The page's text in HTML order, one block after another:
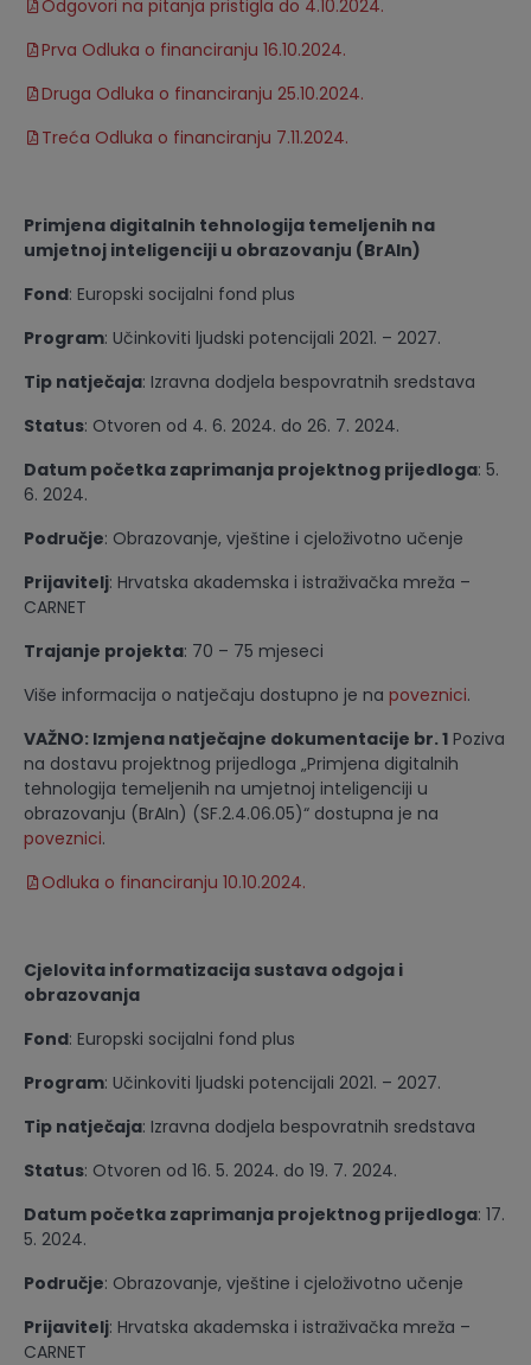
Odgovori na pitanja pristigla do 4.10.2024.
Prva Odluka o financiranju 16.10.2024.
Druga Odluka o financiranju 25.10.2024.
Treća Odluka o financiranju 7.11.2024.
Primjena digitalnih tehnologija temeljenih na
umjetnoj inteligenciji u obrazovanju (BrAIn)
Fond: Europski socijalni fond plus
Program: Učinkoviti ljudski potencijali 2021. – 2027.
Tip natječaja: Izravna dodjela bespovratnih sredstava
Status: Otvoren od 4. 6. 2024. do 26. 7. 2024.
Datum početka zaprimanja projektnog prijedloga: 5.
6. 2024.
Područje: Obrazovanje, vještine i cjeloživotno učenje
Prijavitelj: Hrvatska akademska i istraživačka mreža –
CARNET
Trajanje projekta: 70 – 75 mjeseci
Više informacija o natječaju dostupno je na poveznici.
VAŽNO: Izmjena natječajne dokumentacije br. 1 Poziva
na dostavu projektnog prijedloga „Primjena digitalnih
tehnologija temeljenih na umjetnoj inteligenciji u
obrazovanju (BrAIn) (SF.2.4.06.05)“ dostupna je na
poveznici.
Odluka o financiranju 10.10.2024.
Cjelovita informatizacija sustava odgoja i
obrazovanja
Fond: Europski socijalni fond plus
Program: Učinkoviti ljudski potencijali 2021. – 2027.
Tip natječaja: Izravna dodjela bespovratnih sredstava
Status: Otvoren od 16. 5. 2024. do 19. 7. 2024.
Datum početka zaprimanja projektnog prijedloga: 17.
5. 2024.
Područje: Obrazovanje, vještine i cjeloživotno učenje
Prijavitelj: Hrvatska akademska i istraživačka mreža –
CARNET